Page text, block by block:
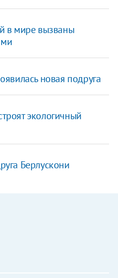
в мире вызваны
новая подруга
экологичный
Берлускони